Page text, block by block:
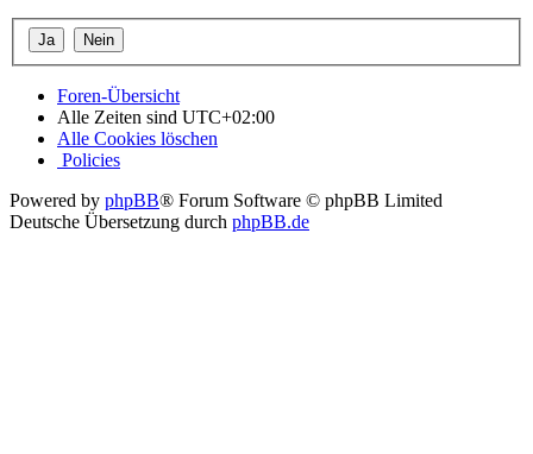
Foren-Übersicht
Alle Zeiten sind UTC+02:00
Alle Cookies löschen
Policies
Powered by phpBB® Forum Software © phpBB Limited
Deutsche Übersetzung durch phpBB.de